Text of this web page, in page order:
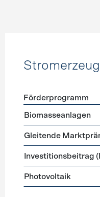
Förderprogramme
Förderprogramm
Biomasseanlagen
Gleitende
Investitionsbeitrag
Photovoltaik